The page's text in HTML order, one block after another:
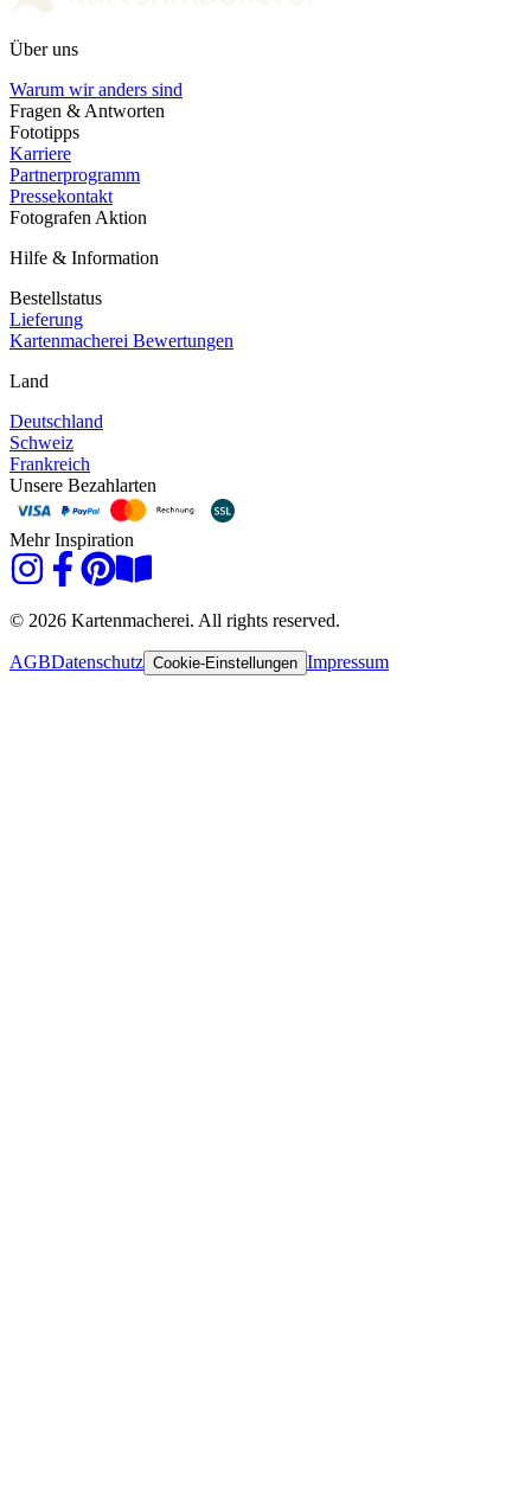
Über uns
Warum wir anders sind
Fragen & Antworten
Fototipps
Karriere
Partnerprogramm
Pressekontakt
Fotografen Aktion
Hilfe & Information
Bestellstatus
Lieferung
Kartenmacherei Bewertungen
Land
Deutschland
Schweiz
Frankreich
Unsere Bezahlarten
Mehr Inspiration
© 2026 Kartenmacherei. All rights reserved.
AGBDatenschutz Cookie-Einstellungen Impressum